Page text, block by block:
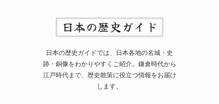
日本の歴史ガイドでは、日本各地の名城・史
跡・銅像をわかりやすくご紹介。鎌倉時代から
江戸時代まで、歴史散策に役立つ情報をお届け
します。